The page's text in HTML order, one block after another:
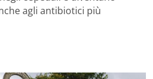
agli antibiotici più